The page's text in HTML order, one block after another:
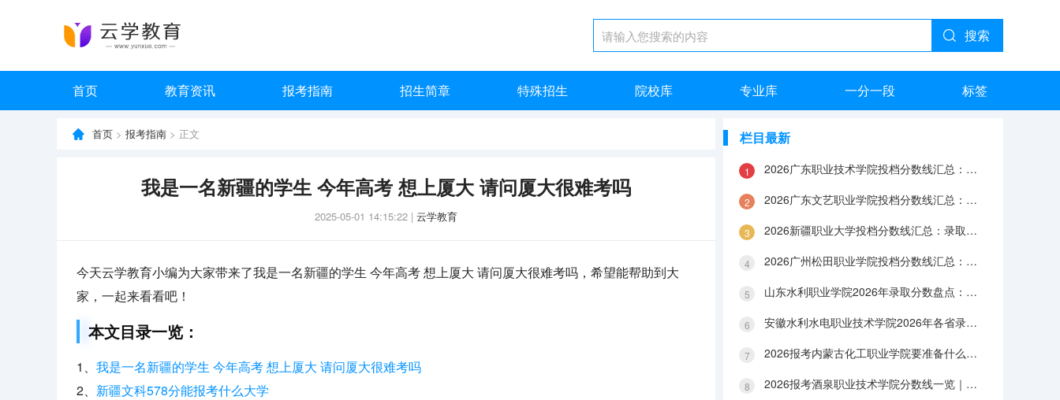
搜索
首页 教育资讯 报考指南 招生简章 特殊招生 院校库 专业库 一分一段 标签
首页 > 报考指南 > 正文
我是一名新疆的学生 今年高考 想上厦大 请问厦大很难考吗
2025-05-01 14:15:22 | 云学教育
今天云学教育小编为大家带来了我是一名新疆的学生 今年高考 想上厦大 请问厦大很难考吗，希望能帮助到大
家，一起来看看吧！
本文目录一览：
1、 我是一名新疆的学生 今年高考 想上厦大 请问厦大很难考吗
2、 新疆文科578分能报考什么大学
栏目最新
2026广东职业技术学院投档分数线汇总：录取分数、报到与就业数据
2026广东文艺职业学院投档分数线汇总：录取分数、报到与就业数据
2026新疆职业大学投档分数线汇总：录取分数、报到与就业数据
2026广州松田职业学院投档分数线汇总：录取分数、报到与就业数据
山东水利职业学院2026年录取分数盘点：宿舍、费用、就业与FAQ
安徽水利水电职业技术学院2026年各省录取分数：报到手续、费用与就业数据
2026报考内蒙古化工职业学院要准备什么？分数线与入学全攻略
2026报考酒泉职业技术学院分数线一览｜手续办理与FAQ解答